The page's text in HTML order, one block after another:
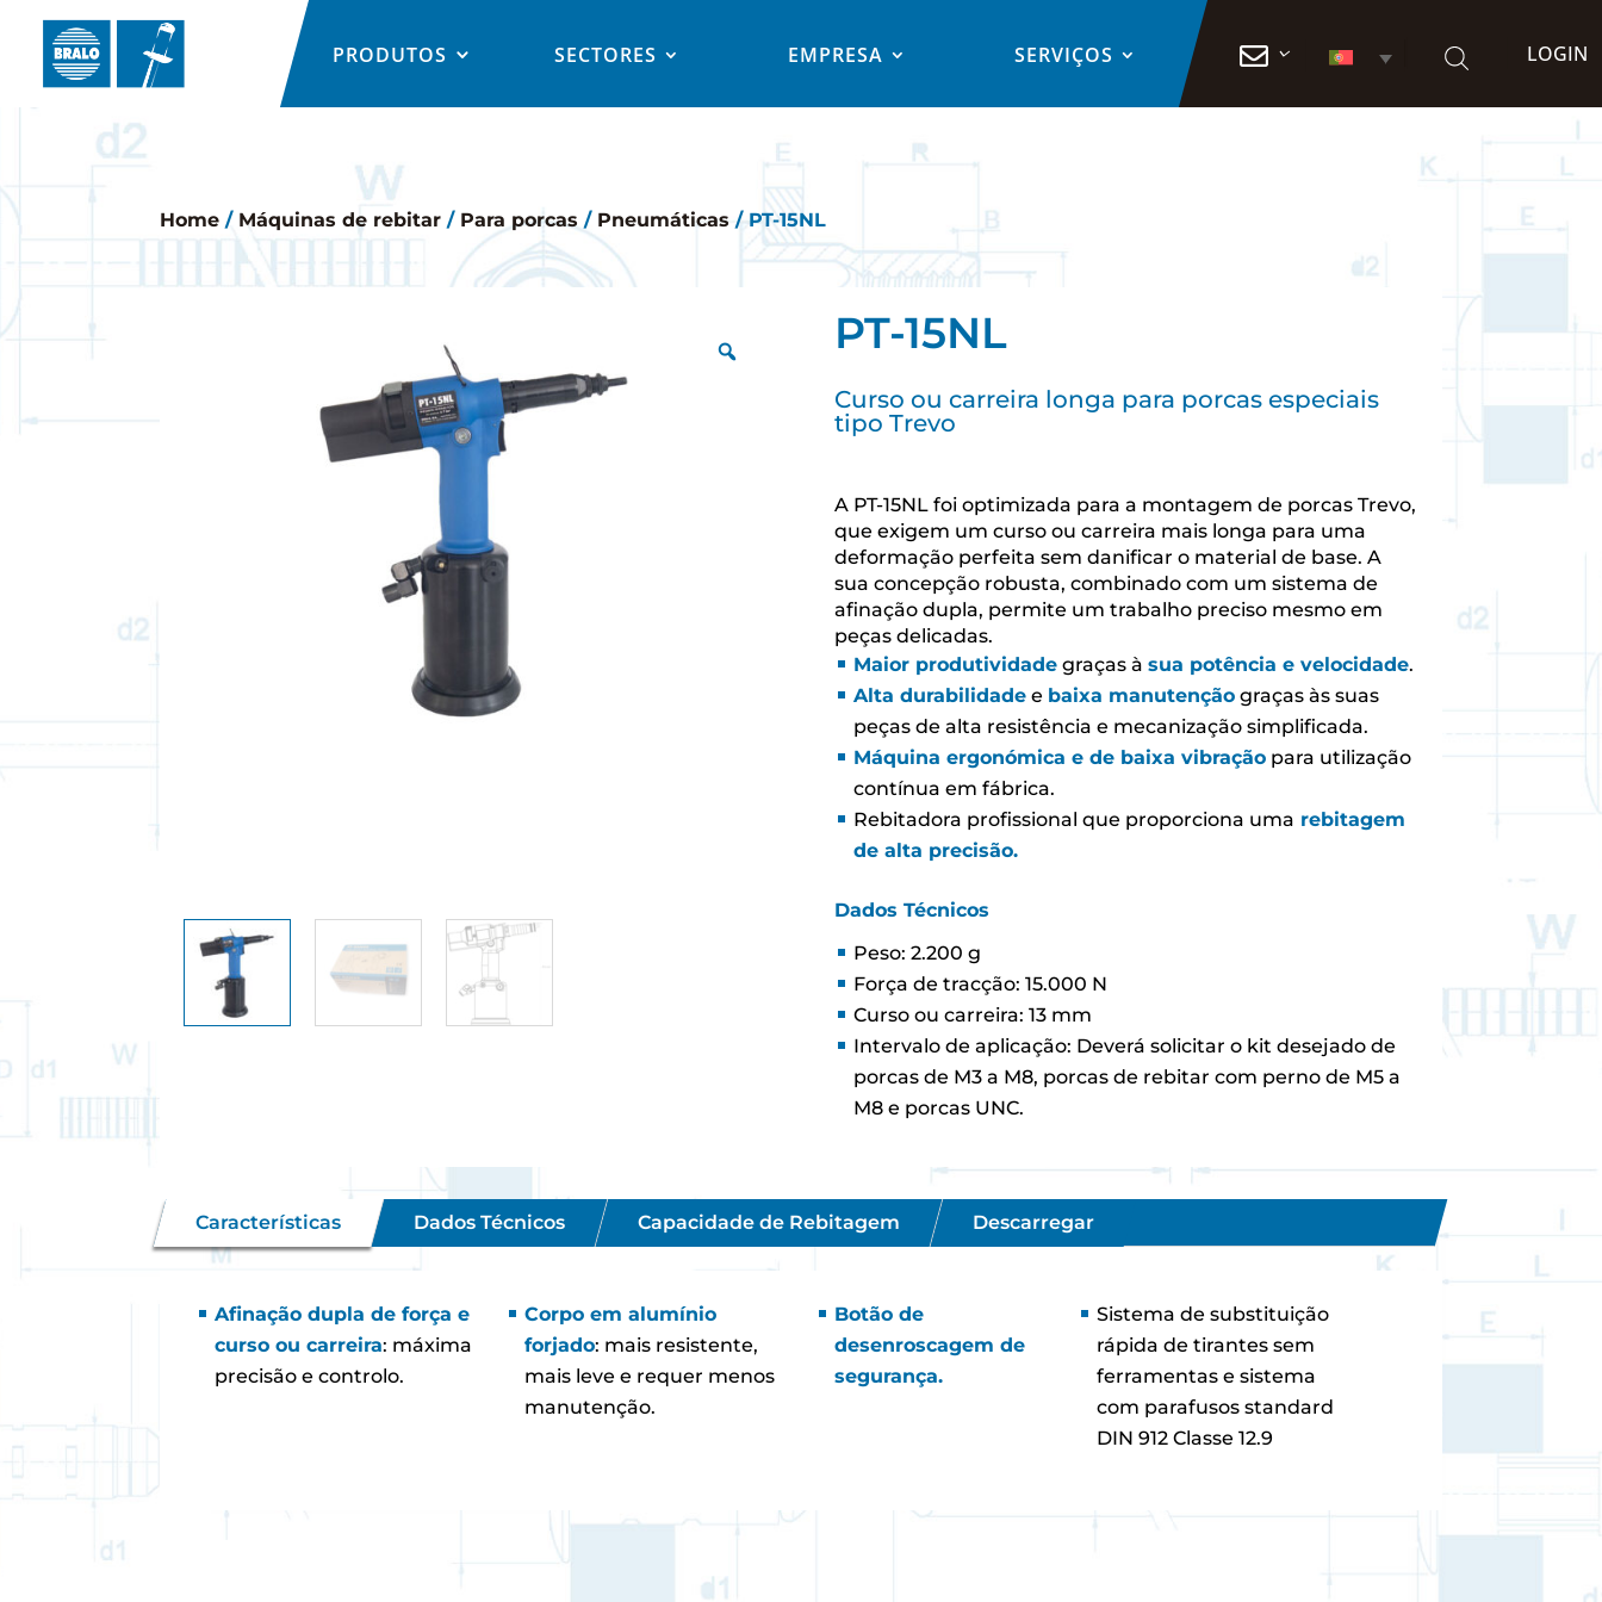
PRODUTOS SECTORES EMPRESA SERVIÇOS  LOGIN
Home / Máquinas de rebitar / Para porcas / Pneumáticas / PT-15NL
PT-15NL
Curso ou carreira longa para porcas especiais
tipo Trevo
A PT-15NL foi optimizada para a montagem de porcas Trevo,
que exigem um curso ou carreira mais longa para uma
deformação perfeita sem danificar o material de base. A
sua concepção robusta, combinado com um sistema de
afinação dupla, permite um trabalho preciso mesmo em
peças delicadas.
Maior produtividade graças àsua potência e velocidade.
Alta durabilidade e baixa manutenção graças às suas
peças de alta resistência e mecanização simplificada.
Máquina ergonómica e de baixa vibração para utilização
contínua em fábrica.
Rebitadora profissional que proporciona uma rebitagem
de alta precisão.
Dados Técnicos
Peso: 2.200 g
Força de tracção: 15.000 N
Curso ou carreira: 13 mm
Intervalo de aplicação: Deverá solicitar o kit desejado de
porcas de M3 a M8, porcas de rebitar com perno de M5 a
M8 e porcas UNC.
Características Dados Técnicos Capacidade de Rebitagem Descarregar
Afinação dupla de força e
curso ou carreira: máxima
precisão e controlo.
Corpo em alumínio
forjado: mais resistente,
mais leve e requer menos
manutenção.
Botão de
desenroscagem de
segurança.
Sistema de substituição
rápida de tirantes sem
ferramentas e sistema
com parafusos standard
DIN 912 Classe 12.9